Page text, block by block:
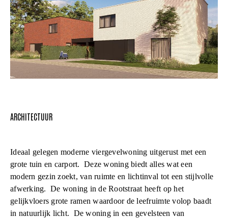
ARCHITECTUUR
Ideaal gelegen moderne viergevelwoning uitgerust met een
grote tuin en carport. Deze woning biedt alles wat een
modern gezin zoekt, van ruimte en lichtinval tot een stijlvolle
afwerking. De woning in de Rootstraat heeft op het
gelijkvloers grote ramen waardoor de leefruimte volop baadt
in natuurlijk licht. De woning in een gevelsteen van